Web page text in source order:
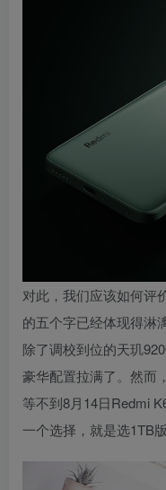
对此，我们应该如何评
的五个字已经体现得淋
除了调校到位的天玑
豪华配置拉满了。然而
等不到8月14日Redmi
一个选择，就是选1TB版